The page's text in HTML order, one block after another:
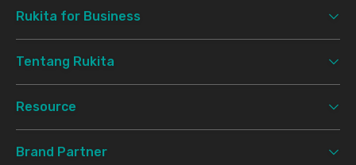
Rukita for Business
Tentang Rukita
Resource
Brand Partner